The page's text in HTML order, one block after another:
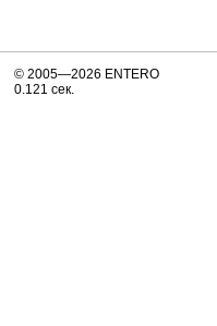
© 2005—2026 ENTERO
0.121 сек.